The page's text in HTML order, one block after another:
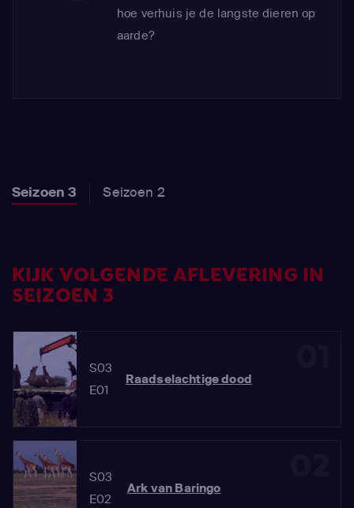
hoe verhuis je de langste dieren op
aarde?
Seizoen 3 Seizoen 2
KIJK VOLGENDE AFLEVERING IN
SEIZOEN 3
S03
E01
Raadselachtige dood
S03
E02
Ark van Baringo